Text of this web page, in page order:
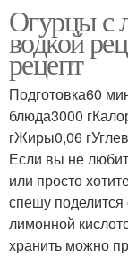
Огурцы с
водкой
рецепт
Подготовка60
блюда3000
гЖиры0,06
Если вы не
или просто
спешу
лимонной
хранить можно